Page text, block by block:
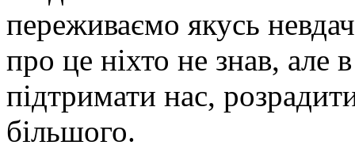
переживаємо якусь
про це ніхто не знав, але
підтримати нас,
більшого.